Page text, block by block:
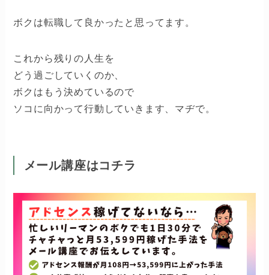
ボクは転職して良かったと思ってます。
これから残りの人生を
どう過ごしていくのか、
ボクはもう決めているので
ソコに向かって行動していきます、マヂで。
メール講座はコチラ